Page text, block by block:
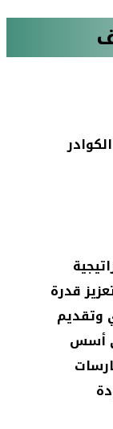
قدرة
وتقديم
أسس